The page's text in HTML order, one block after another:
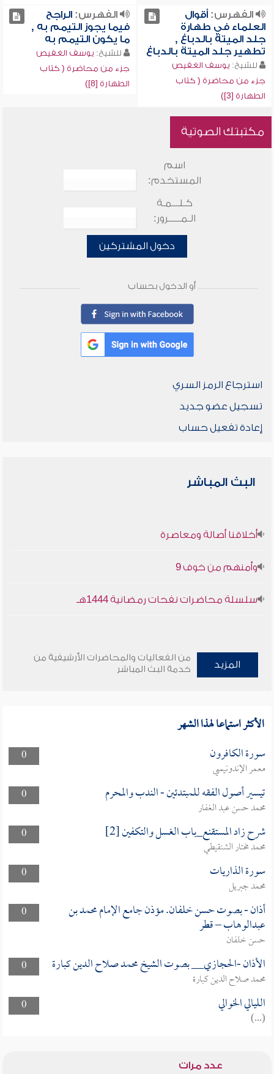
الفهرس:أقوال
العلماء في طهارة
جلد الميتة بالدباغ ,
تطهير جلد الميتة بالدباغ
للشيخ: يوسف الغفيص
جزء من محاضرة ( كتاب
الطهارة [3])
الفهرس:الراجح
فيما يجوز التيمم به ,
ما يكون التيمم به
للشيخ: يوسف الغفيص
جزء من محاضرة ( كتاب
الطهارة [8])
مكتبتك الصوتية
اسم
المستخدم:
كـلـــمـة
الـمـــــرور:
دخول المشتركين
أو الدخول بحساب
استرجاع الرمز السري
تسجيل عضو جديد
إعادة تفعيل حساب
البث المباشر
أخلاقنا أصالة ومعاصرة
وأمنهم من خوف 9
سلسلة محاضرات نفحات رمضانية 1444هـ
المزيد
من الفعاليات والمحاضرات الأرشيفية من
خدمة البث المباشر
الأكثر استماعا لهذا الشهر
0 سورة الكافرون
معمر الإندونيسي
0
تيسير أصول الفقه للمبتدئين - الندب والمحرم
محمد حسن عبد الغفار
0
شرح زاد المستقنع_باب الغسل والتكفين [2]
محمد مختار الشنقيطي
0
سورة الذاريات
محمد جبريل
0
أذان - بصوت حسن خلفان. مؤذن جامع الإمام محمد بن
عبدالوهاب – قطر
حسن خلفان
0
الأذان -الحجازي__ بصوت الشيخ محمد صلاح الدين كبارة
محمد صلاح الدين كبارة
0
الليالي الخوالي
(...)
عدد مرات